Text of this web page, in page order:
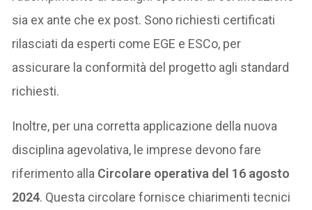
sia ex ante che ex post. Sono richiesti certificati
rilasciati da esperti come EGE e ESCo, per
assicurare la conformità del progetto agli standard
richiesti.
Inoltre, per una corretta applicazione della nuova
disciplina agevolativa, le imprese devono fare
riferimento alla Circolare operativa del 16 agosto
2024. Questa circolare fornisce chiarimenti tecnici